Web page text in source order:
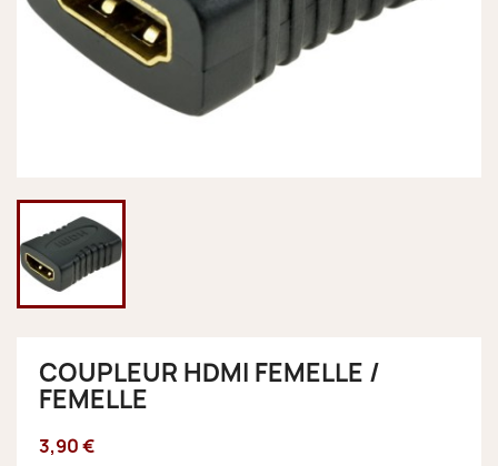
COUPLEUR HDMI FEMELLE /
FEMELLE
3,90 €